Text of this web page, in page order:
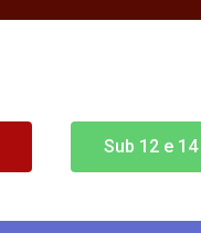
Sub 12 e 14